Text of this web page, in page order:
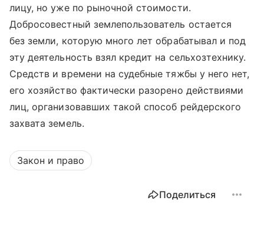
лицу, но уже по рыночной стоимости.
Добросовестный землепользователь остается
без земли, которую много лет обрабатывал и под
эту деятельность взял кредит на сельхозтехнику.
Средств и времени на судебные тяжбы у него нет,
его хозяйство фактически разорено действиями
лиц, организовавших такой способ рейдерского
захвата земель.
Закон и право
Поделиться